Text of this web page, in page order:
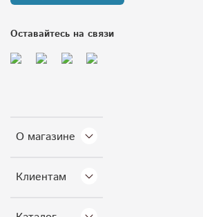
О магазине
Клиентам
Оставайтесь на связи